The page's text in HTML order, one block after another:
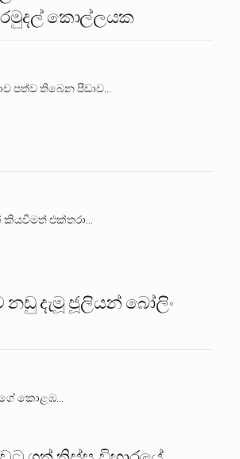
කොල්ලයක
පත්ව තිබෙන පීඩාව…
එක්තරා…
නඩු දැමූ ජූලියන් බෝලිං
කොළඹ…